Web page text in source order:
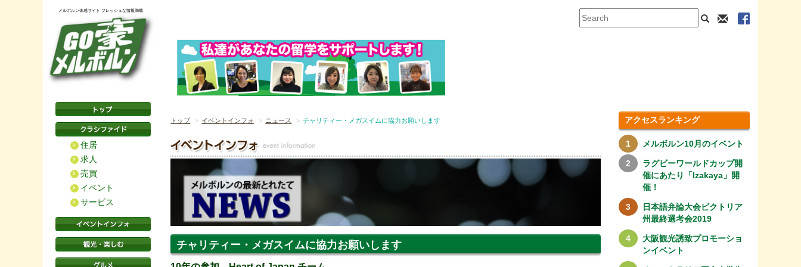
メルボルン体感サイト フレッシュな情報満載
住居
求人
売買
イベント
サービス
トップ イベントインフォ ニュース チャリティー・メガスイムに協力お願いします
チャリティー・メガスイムに協力お願いします
アクセスランキング
メルボルン10月のイベント
ラグビーワールドカップ開
催にあたり「Izakaya」開
催！
日本語弁論大会ビクトリア
州最終選考会2019
大阪観光誘致プロモーショ
ンイベント